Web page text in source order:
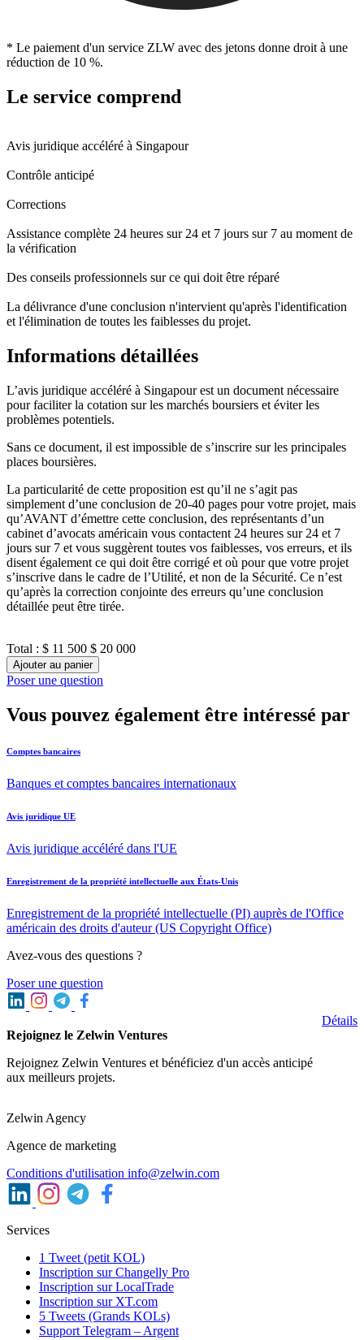
* Le paiement d'un service ZLW avec des jetons donne droit à une
réduction de 10 %.
Le service comprend
Avis juridique accéléré à Singapour
Contrôle anticipé
Corrections
Assistance complète 24 heures sur 24 et 7 jours sur 7 au moment de
la vérification
Des conseils professionnels sur ce qui doit être réparé
La délivrance d'une conclusion n'intervient qu'après l'identification
et l'élimination de toutes les faiblesses du projet.
Informations détaillées
L’avis juridique accéléré à Singapour est un document nécessaire
pour faciliter la cotation sur les marchés boursiers et éviter les
problèmes potentiels.
Sans ce document, il est impossible de s’inscrire sur les principales
places boursières.
La particularité de cette proposition est qu’il ne s’agit pas
simplement d’une conclusion de 20-40 pages pour votre projet, mais
qu’AVANT d’émettre cette conclusion, des représentants d’un
cabinet d’avocats américain vous contactent 24 heures sur 24 et 7
jours sur 7 et vous suggèrent toutes vos faiblesses, vos erreurs, et ils
disent également ce qui doit être corrigé et où pour que votre projet
s’inscrive dans le cadre de l’Utilité, et non de la Sécurité. Ce n’est
qu’après la correction conjointe des erreurs qu’une conclusion
détaillée peut être tirée.
Total : $ 11 500 $ 20 000
Ajouter au panier
Poser une question
Vous pouvez également être intéressé par
Comptes bancaires
Banques et comptes bancaires internationaux
Avis juridique UE
Avis juridique accéléré dans l'UE
Enregistrement de la propriété intellectuelle aux États-Unis
Enregistrement de la propriété intellectuelle (PI) auprès de l'Office
américain des droits d'auteur (US Copyright Office)
Avez-vous des questions ?
Poser une question
Rejoignez le Zelwin Ventures
Rejoignez Zelwin Ventures et bénéficiez d'un accès anticipé
aux meilleurs projets.
Détails
Zelwin Agency
Agence de marketing
Conditions d'utilisation info@zelwin.com
Services
1 Tweet (petit KOL)
Inscription sur Changelly Pro
Inscription sur LocalTrade
Inscription sur XT.com
5 Tweets (Grands KOLs)
Support Telegram – Argent